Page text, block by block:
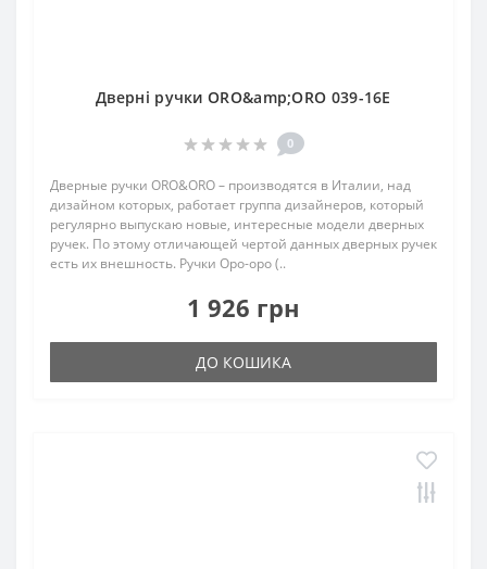
Дверні ручки ORO&amp;ORO 039-16E
0
Дверные ручки ORO&ORO – производятся в Италии, над
дизайном которых, работает группа дизайнеров, который
регулярно выпускаю новые, интересные модели дверных
ручек. По этому отличающей чертой данных дверных ручек
есть их внешность. Ручки Оро-оро (..
1 926 грн
ДО КОШИКА